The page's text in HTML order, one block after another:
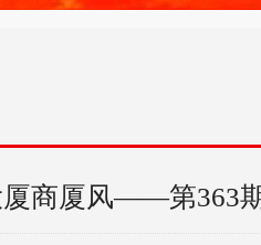
厦商厦风——第363